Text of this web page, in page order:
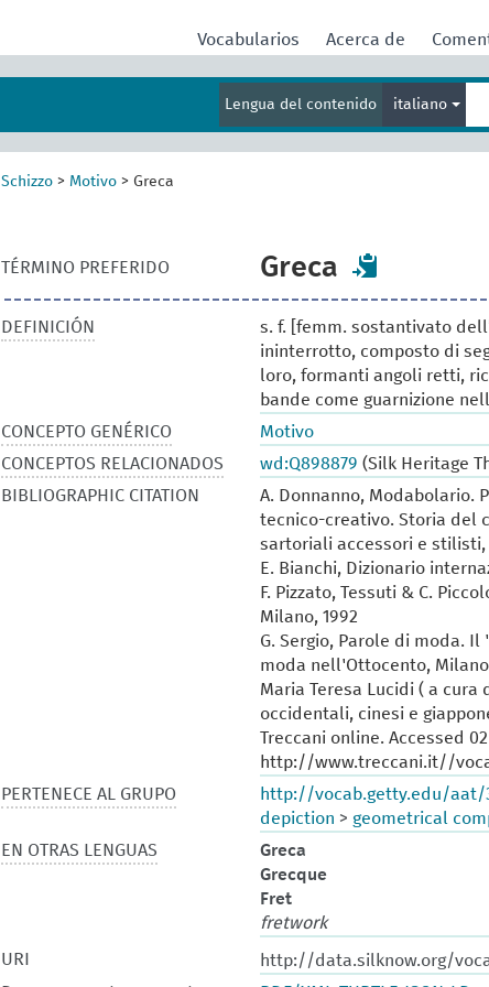
Vocabularios Acerca de
Lengua del contenido italiano
Schizzo > Motivo > Greca
TÉRMINO PREFERIDO Greca
DEFINICIÓN
s. f. [femm. sostantivato
ininterrotto, composto di
loro, formanti angoli retti,
bande come guarnizione
CONCEPTO GENÉRICO
Motivo
CONCEPTOS RELACIONADOS
wd:Q898879 (Silk Heritage
BIBLIOGRAPHIC CITATION
A. Donnanno, Modabolario.
tecnico-creativo. Storia del
sartoriali accessori e stilisti,
E. Bianchi, Dizionario
F. Pizzato, Tessuti & C.
Milano, 1992
G. Sergio, Parole di moda.
moda nell'Ottocento,
Maria Teresa Lucidi ( a
occidentali, cinesi e
Treccani online. Accessed
http://www.treccani.it//
PERTENECE AL GRUPO
http://vocab.getty.edu/aat/
depiction > geometrical
EN OTRAS LENGUAS
Greca
Grecque
Fret
fretwork
URI
http://data.silknow.org/